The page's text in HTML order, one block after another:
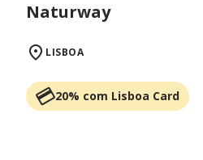
Naturway
LISBOA
20% com Lisboa Card